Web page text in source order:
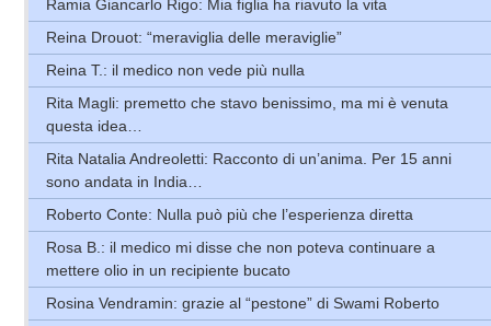
Ramia Giancarlo Rigo: Mia figlia ha riavuto la vita
Reina Drouot: “meraviglia delle meraviglie”
Reina T.: il medico non vede più nulla
Rita Magli: premetto che stavo benissimo, ma mi è venuta
questa idea…
Rita Natalia Andreoletti: Racconto di un’anima. Per 15 anni
sono andata in India…
Roberto Conte: Nulla può più che l’esperienza diretta
Rosa B.: il medico mi disse che non poteva continuare a
mettere olio in un recipiente bucato
Rosina Vendramin: grazie al “pestone” di Swami Roberto